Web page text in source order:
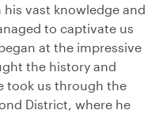
vast knowledge and
to captivate us
at the impressive
the history and
took us through the
District, where he